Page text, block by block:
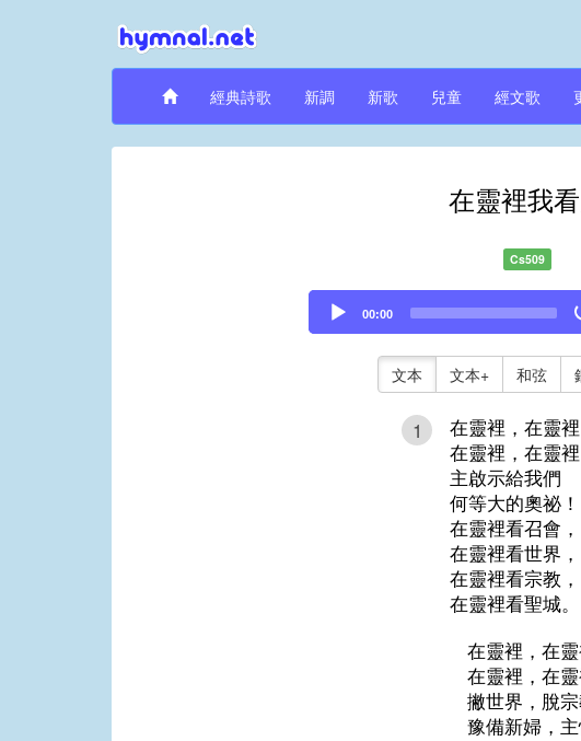
經典詩歌 新調 新歌 兒童 經文歌
在靈裡我
Cs509
Audio
Player
00:00
文本 文本+ 和弦
1
在靈裡，在靈裡
在靈裡，在靈裡
主啟示給我們
何等大的奧祕！
在靈裡看召會，
在靈裡看世界，
在靈裡看宗教，
在靈裡看聖城。
在靈裡，在靈
在靈裡，在靈
撇世界，脫宗
豫備新婦，主